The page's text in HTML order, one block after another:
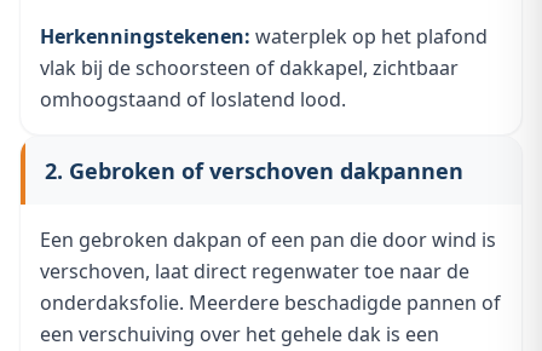
Herkenningstekenen: waterplek op het plafond
vlak bij de schoorsteen of dakkapel, zichtbaar
omhoogstaand of loslatend lood.
2. Gebroken of verschoven dakpannen
Een gebroken dakpan of een pan die door wind is
verschoven, laat direct regenwater toe naar de
onderdaksfolie. Meerdere beschadigde pannen of
een verschuiving over het gehele dak is een